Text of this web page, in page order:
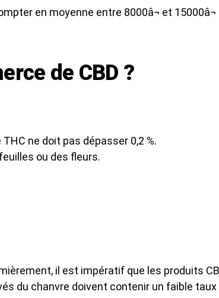
en moyenne entre 8000â¬ et
de CBD ?
ne doit pas dépasser 0,2 %.
ou des fleurs.
il est impératif que les produits
du chanvre doivent contenir un faible taux